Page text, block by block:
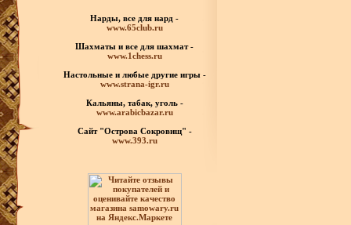
Нарды, все для нард -
www.65club.ru
Шахматы и все для шахмат -
www.1chess.ru
Настольные и любые другие игры -
www.strana-igr.ru
Кальяны, табак, уголь -
www.arabicbazar.ru
Сайт "Острова Сокровищ" -
www.393.ru